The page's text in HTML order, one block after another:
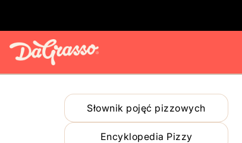
Słownik pojęć pizzowych
Encyklopedia Pizzy